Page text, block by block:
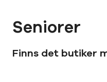
Seniorer
Finns det butiker